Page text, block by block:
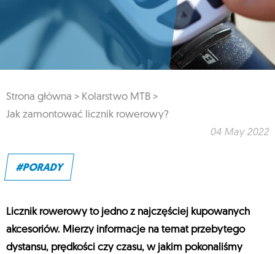
Strona główna > Kolarstwo MTB >
Jak zamontować licznik rowerowy?
04 May 2022
#PORADY
Licznik rowerowy to jedno z najczęściej kupowanych
akcesoriów. Mierzy informacje na temat przebytego
dystansu, prędkości czy czasu, w jakim pokonaliśmy